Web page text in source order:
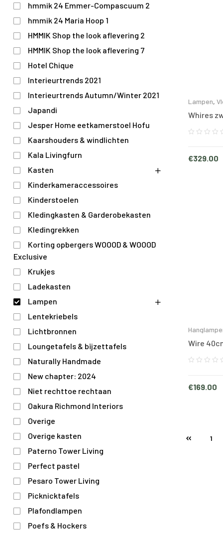
Lampen,
Whires
€329.00
Wire
€169.00
1
hmmik 24 Emmer-Compascuum 2
hmmik 24 Maria Hoop 1
HMMIK Shop the look aflevering 2
HMMIK Shop the look aflevering 7
Hotel Chique
Interieurtrends 2021
Interieurtrends Autumn/Winter 2021
Japandi
Jesper Home eetkamerstoel Hofu
Kaarshouders & windlichten
Kala Livingfurn
Kasten
Kinderkameraccessoires
Kinderstoelen
Kledingkasten & Garderobekasten
Kledingrekken
Korting opbergers WOOOD & WOOOD
Exclusive
Krukjes
Ladekasten
Lampen
Lentekriebels
Lichtbronnen
Loungetafels & bijzettafels
Naturally Handmade
New chapter: 2024
Niet rechttoe rechtaan
Oakura Richmond Interiors
Overige
Overige kasten
Paterno Tower Living
Perfect pastel
Pesaro Tower Living
Picknicktafels
Plafondlampen
Poefs & Hockers